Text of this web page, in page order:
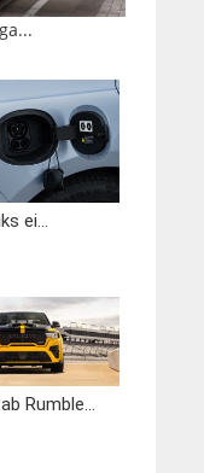
ei...
Rumble...